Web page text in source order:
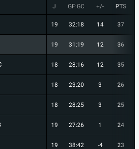
J GF:GC +/- PTS
19 32:18 14 37
19 31:19 12 36
18 28:16 12 35
18 23:20 3 26
18 28:25 3 25
19 27:26 1 24
19 38:42 -4 23